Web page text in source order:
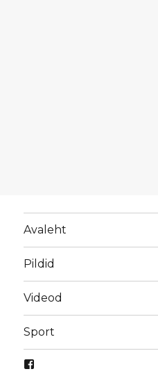
Avaleht
Pildid
Videod
Sport